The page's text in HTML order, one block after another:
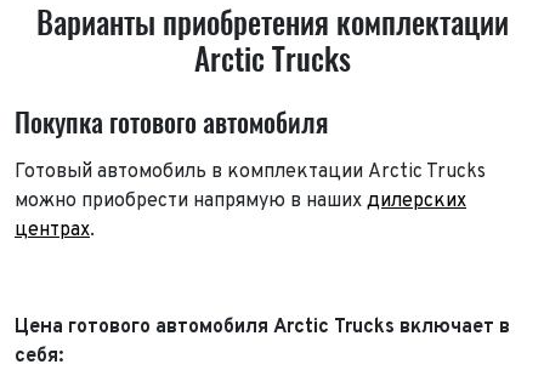
Варианты приобретения комплектации
Arctic Trucks
Покупка готового автомобиля
Готовый автомобиль в комплектации Arctic Trucks
можно приобрести напрямую в наших дилерских
центрах.
Цена готового автомобиля Arctic Trucks включает в
себя: